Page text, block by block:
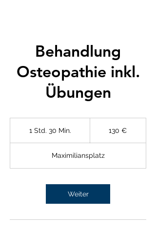
Behandlung
Osteopathie inkl.
Übungen
1 Std. 30 Min.
d
3
M
i
n
130 €
Maximiliansplatz
Weiter